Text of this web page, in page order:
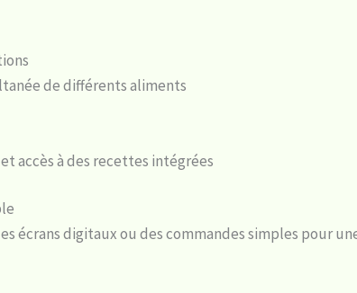
de différents aliments
accès à des recettes intégrées
écrans digitaux ou des commandes simples pour